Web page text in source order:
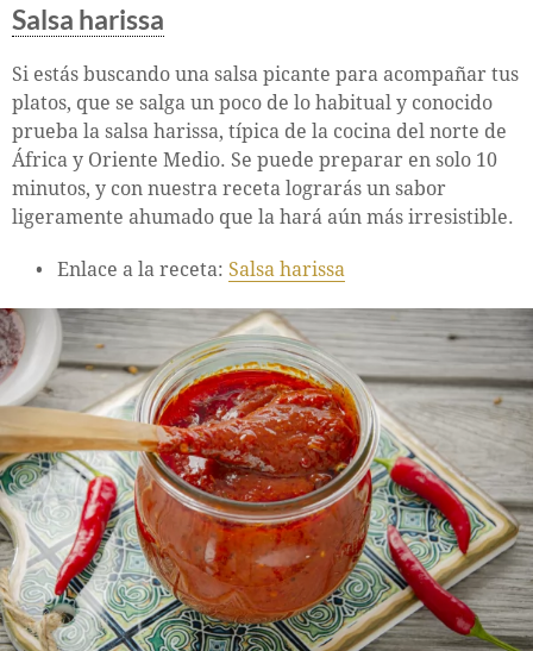
Salsa harissa
Si estás buscando una salsa picante para acompañar tus
platos, que se salga un poco de lo habitual y conocido
prueba la salsa harissa, típica de la cocina del norte de
África y Oriente Medio. Se puede preparar en solo 10
minutos, y con nuestra receta lograrás un sabor
ligeramente ahumado que la hará aún más irresistible.
Enlace a la receta: Salsa harissa